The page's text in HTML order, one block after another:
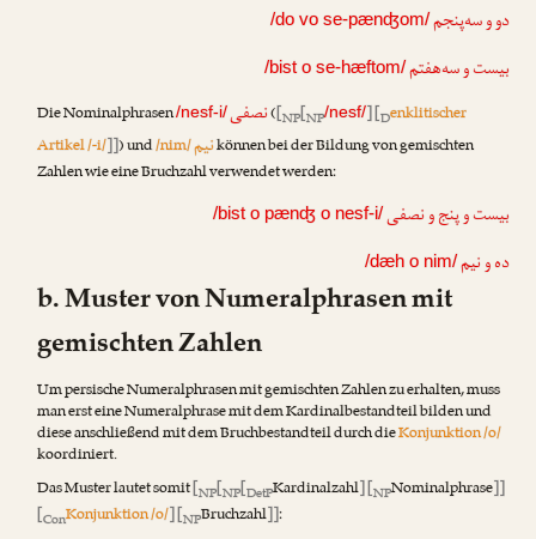
دو و سه‌پنجم/do vo se-pænʤom/
بیست و سه‌هفتم/bist o se-hæftom/
Die Nominalphrasen/nesf-i/نصفی([NP[NP/nesf/] [Denklitischer
Artikel /-i/]]) und/nim/نیمkönnen bei der Bildung von gemischten
Zahlen wie eine Bruchzahl verwendet werden:
بیست و پنج و نصفی/bist o pænʤ o nesf-i/
ده و نیم/dæh o nim/
b. Muster von Numeralphrasen mit
gemischten Zahlen
Um persische Numeralphrasen mit gemischten Zahlen zu erhalten, muss
man erst eine Numeralphrase mit dem Kardinalbestandteil bilden und
diese anschließend mit dem Bruchbestandteil durch dieKonjunktion /o/
koordiniert.
Das Muster lautet somit[NP[NP[DetPKardinalzahl] [NPNominalphrase]]
[ConKonjunktion /o/] [NPBruchzahl]]: